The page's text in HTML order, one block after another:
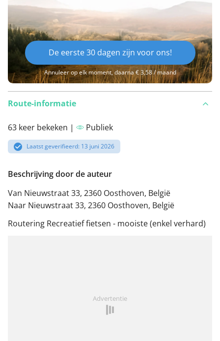
De eerste 30 dagen zijn voor ons!
Annuleer op elk moment, daarna € 3,58 / maand
Route-informatie
63 keer bekeken | Publiek
Laatst geverifieerd: 13 juni 2026
Beschrijving door de auteur
Van Nieuwstraat 33, 2360 Oosthoven, België
Naar Nieuwstraat 33, 2360 Oosthoven, België
Routering Recreatief fietsen - mooiste (enkel verhard)
Advertentie